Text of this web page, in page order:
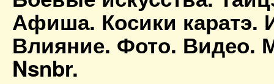
Афиша. Косики каратэ.
Влияние. Фото. Видео.
Nsnbr.